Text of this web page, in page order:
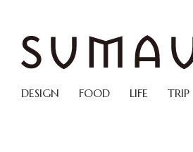
DESIGN FOOD LIFE TRIP